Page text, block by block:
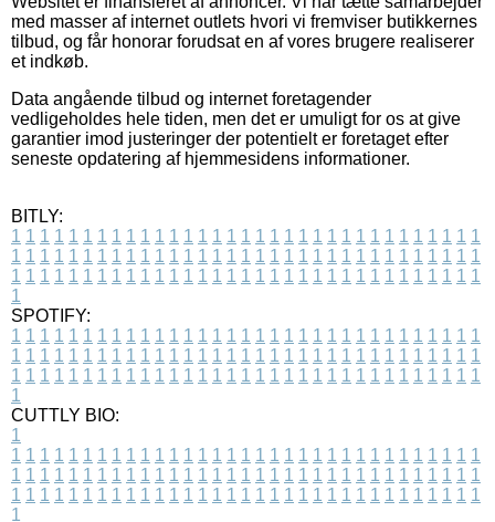
med masser af internet outlets hvori vi fremviser butikkernes
tilbud, og får honorar forudsat en af vores brugere realiserer
et indkøb.
Data angående tilbud og internet foretagender
vedligeholdes hele tiden, men det er umuligt for os at give
garantier imod justeringer der potentielt er foretaget efter
seneste opdatering af hjemmesidens informationer.
BITLY:
1 1 1 1 1 1 1 1 1 1 1 1 1 1 1 1 1 1 1 1 1 1 1 1 1 1 1 1 1 1 1 1 1
1 1 1 1 1 1 1 1 1 1 1 1 1 1 1 1 1 1 1 1 1 1 1 1 1 1 1 1 1 1 1 1 1
1 1 1 1 1 1 1 1 1 1 1 1 1 1 1 1 1 1 1 1 1 1 1 1 1 1 1 1 1 1 1 1 1
1
SPOTIFY:
1 1 1 1 1 1 1 1 1 1 1 1 1 1 1 1 1 1 1 1 1 1 1 1 1 1 1 1 1 1 1 1 1
1 1 1 1 1 1 1 1 1 1 1 1 1 1 1 1 1 1 1 1 1 1 1 1 1 1 1 1 1 1 1 1 1
1 1 1 1 1 1 1 1 1 1 1 1 1 1 1 1 1 1 1 1 1 1 1 1 1 1 1 1 1 1 1 1 1
1
CUTTLY BIO:
1
1 1 1 1 1 1 1 1 1 1 1 1 1 1 1 1 1 1 1 1 1 1 1 1 1 1 1 1 1 1 1 1 1
1 1 1 1 1 1 1 1 1 1 1 1 1 1 1 1 1 1 1 1 1 1 1 1 1 1 1 1 1 1 1 1 1
1 1 1 1 1 1 1 1 1 1 1 1 1 1 1 1 1 1 1 1 1 1 1 1 1 1 1 1 1 1 1 1 1
1